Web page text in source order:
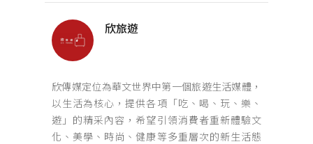
欣旅遊
欣傳媒定位為華文世界中第一個旅遊生活媒體，
以生活為核心，提供各項「吃、喝、玩、樂、
遊」的精采內容，希望引領消費者重新體驗文
化、美學、時尚、健康等多重層次的新生活態